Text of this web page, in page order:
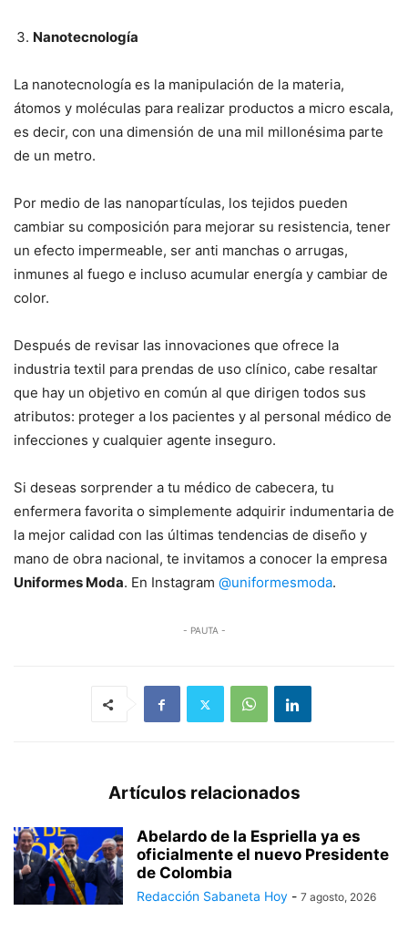
Nanotecnología
La nanotecnología es la manipulación de la materia,
átomos y moléculas para realizar productos a micro escala,
es decir, con una dimensión de una mil millonésima parte
de un metro.
Por medio de las nanopartículas, los tejidos pueden
cambiar su composición para mejorar su resistencia, tener
un efecto impermeable, ser anti manchas o arrugas,
inmunes al fuego e incluso acumular energía y cambiar de
color.
Después de revisar las innovaciones que ofrece la
industria textil para prendas de uso clínico, cabe resaltar
que hay un objetivo en común al que dirigen todos sus
atributos: proteger a los pacientes y al personal médico de
infecciones y cualquier agente inseguro.
Si deseas sorprender a tu médico de cabecera, tu
enfermera favorita o simplemente adquirir indumentaria de
la mejor calidad con las últimas tendencias de diseño y
mano de obra nacional, te invitamos a conocer la empresa
Uniformes Moda. En Instagram @uniformesmoda.
- PAUTA -
Artículos relacionados
Abelardo de la Espriella ya es
oficialmente el nuevo Presidente
de Colombia
Redacción Sabaneta Hoy - 7 agosto, 2026